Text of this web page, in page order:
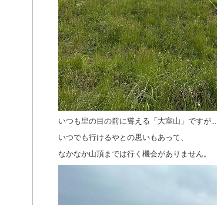
いつも里の目の前に聳える「大室山」ですが...
いつでも行けるやとの思いもあって、
なかなか山頂までは行く機会がありません。